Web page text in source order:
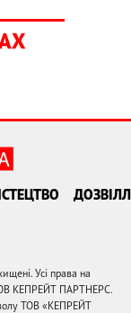
Усі права на
ТОВ КЕПРЕЙТ ПАРТНЕРС.
ТОВ «КЕПРЕЙТ